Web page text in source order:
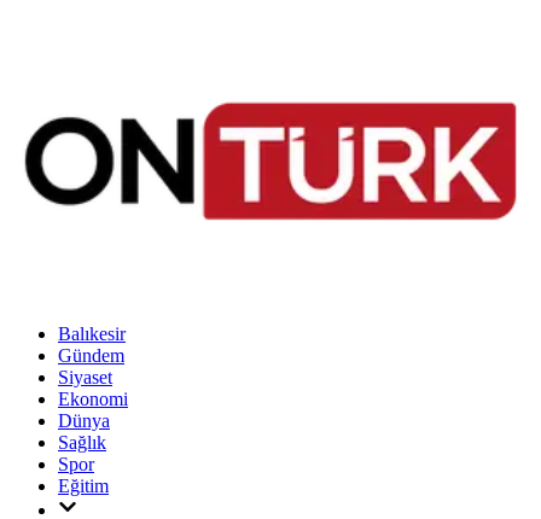
Balıkesir
Gündem
Siyaset
Ekonomi
Dünya
Sağlık
Spor
Eğitim